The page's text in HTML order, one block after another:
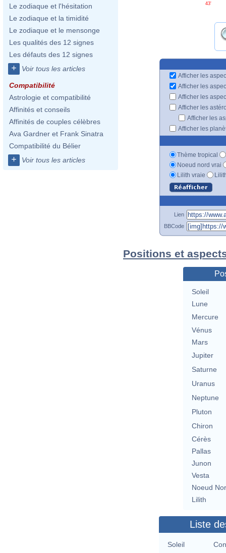
Le zodiaque et l'hésitation
Le zodiaque et la timidité
Le zodiaque et le mensonge
Les qualités des 12 signes
Les défauts des 12 signes
+ Voir tous les articles
Compatibilité
Astrologie et compatibilité
Affinités et conseils
Affinités de couples célèbres
Ava Gardner et Frank Sinatra
Compatibilité du Bélier
+ Voir tous les articles
43'
Afficher les
Afficher les
Afficher les
Afficher les
Afficher les
Afficher les
Thème tropical
Noeud nord vrai
Lilith vraie
Lien
BBCode
Positions et
Soleil
Lune
Mercure
Vénus
Mars
Jupiter
Saturne
Uranus
Neptune
Pluton
Chiron
Cérès
Pallas
Junon
Vesta
Noeud
Lilith
Liste
Soleil